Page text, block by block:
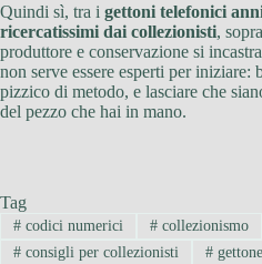
Quindi sì, tra i gettoni telefonici anni
ricercatissimi dai collezionisti,
produttore e conservazione si
non serve essere esperti per iniziare:
pizzico di metodo, e lasciare che
del pezzo che hai in mano.
Tag
#codici numerici #collezionismo
#consigli per collezionisti #